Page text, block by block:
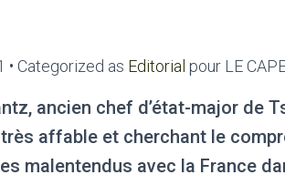
• Categorized as Editorial pour LE
ancien chef d’état-major de
affable et cherchant le
malentendus avec la France